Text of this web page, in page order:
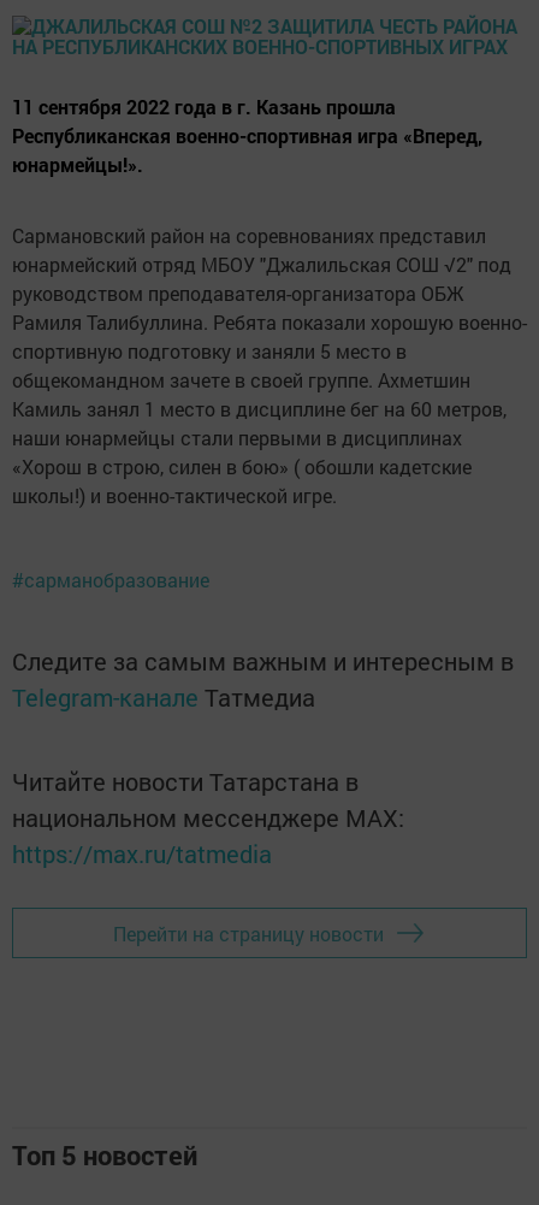
11 сентября 2022 года в г. Казань прошла
Республиканская военно-спортивная игра «Вперед,
юнармейцы!».
Сармановский район на соревнованиях представил
юнармейский отряд МБОУ "Джалильская СОШ √2" под
руководством преподавателя-организатора ОБЖ
Рамиля Талибуллина. Ребята показали хорошую военно-
спортивную подготовку и заняли 5 место в
общекомандном зачете в своей группе. Ахметшин
Камиль занял 1 место в дисциплине бег на 60 метров,
наши юнармейцы стали первыми в дисциплинах
«Хорош в строю, силен в бою» ( обошли кадетские
школы!) и военно-тактической игре.
#сарманобразование
Следите за самым важным и интересным в
Telegram-канале Татмедиа
Читайте новости Татарстана в
национальном мессенджере MАХ:
https://max.ru/tatmedia
Перейти на страницу новости
Топ 5 новостей